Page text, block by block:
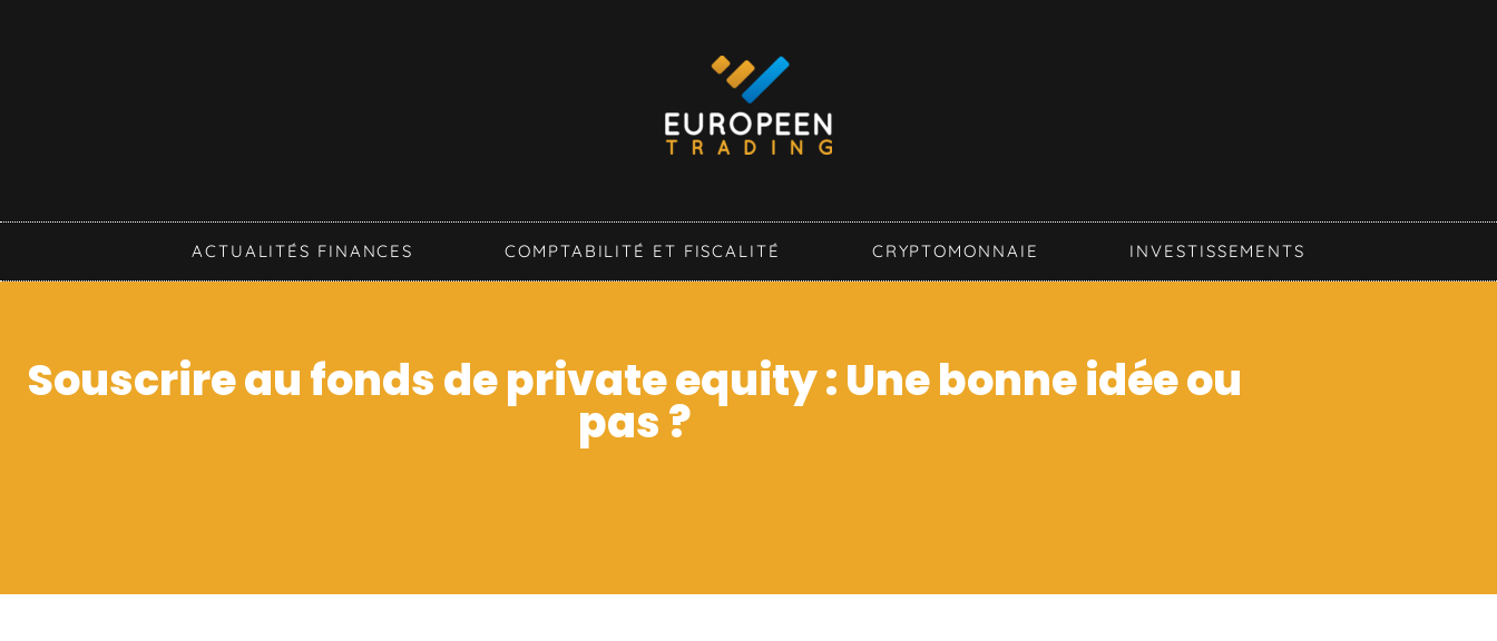
ACTUALITÉS FINANCES COMPTABILITÉ ET FISCALITÉ CRYPTOMONNAIE INVESTISSEMENTS
Souscrire au fonds de private equity : Une bonne idée ou
pas ?